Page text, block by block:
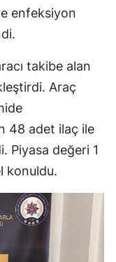
enfeksiyon
takibe alan
Araç
48 adet ilaç ile
Piyasa değeri 1
konuldu.